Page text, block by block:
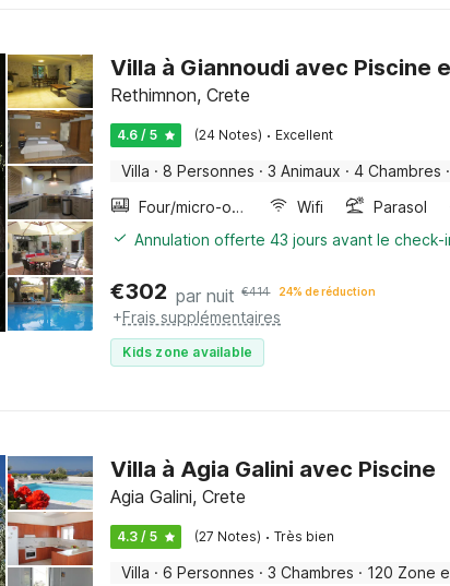
Villa à Giannoudi avec Piscine
Rethimnon, Crete
4.6 / 5 (24 Notes) · Excellent
Villa · 8 Personnes · 3 Animaux · 4 Chambres ·
Four/micro-onde combinés
Wifi Parasol
Annulation offerte 43 jours avant le check-
€302 par nuit €414 24% de réduction
+Frais supplémentaires
Kids zone available
Villa à Agia Galini avec Piscine
Agia Galini, Crete
4.3 / 5 (27 Notes) · Très bien
Villa · 6 Personnes · 3 Chambres · 120 Zone